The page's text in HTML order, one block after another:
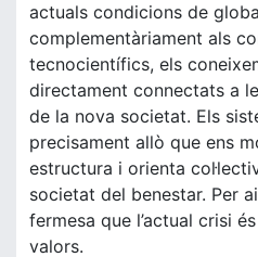
actuals condicions de
complementàriament als
tecnocientífics, els
directament connectats a
de la nova societat. Els
precisament allò que ens
estructura i orienta
societat del benestar. Per
fermesa que l’actual crisi
valors.